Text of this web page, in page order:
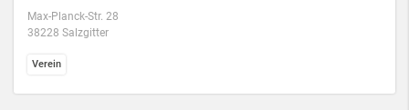
Max-Planck-Str. 28
38228 Salzgitter
Verein